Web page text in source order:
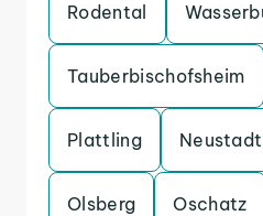
Rodental
Tauberbischofsheim
Plattling
Olsberg Oschatz